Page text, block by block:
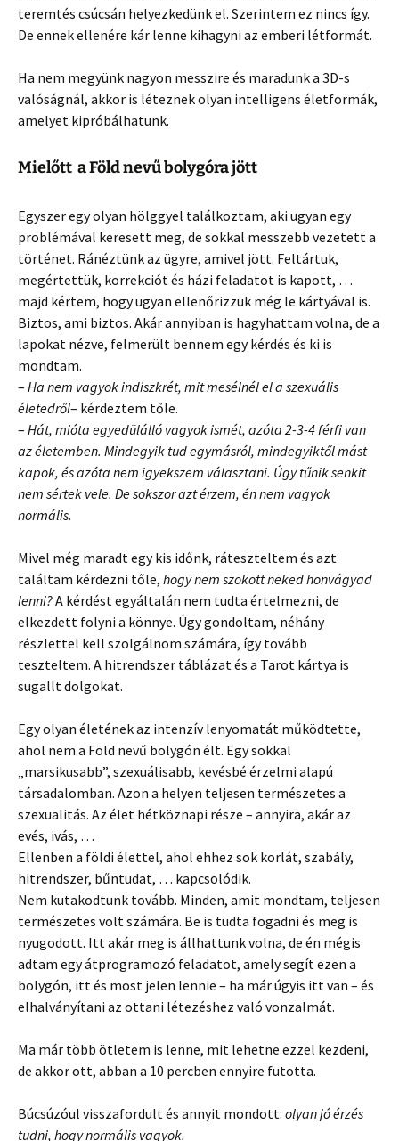
teremtés csúcsán helyezkedünk el. Szerintem ez nincs így.
De ennek ellenére kár lenne kihagyni az emberi létformát.
Ha nem megyünk nagyon messzire és maradunk a 3D-s
valóságnál, akkor is léteznek olyan intelligens életformák,
amelyet kipróbálhatunk.
Mielőtt a Föld nevű bolygóra jött
Egyszer egy olyan hölggyel találkoztam, aki ugyan egy
problémával keresett meg, de sokkal messzebb vezetett a
történet. Ránéztünk az ügyre, amivel jött. Feltártuk,
megértettük, korrekciót és házi feladatot is kapott, …
majd kértem, hogy ugyan ellenőrizzük még le kártyával is.
Biztos, ami biztos. Akár annyiban is hagyhattam volna, de a
lapokat nézve, felmerült bennem egy kérdés és ki is
mondtam.
– Ha nem vagyok indiszkrét, mit mesélnél el a szexuális
életedről– kérdeztem tőle.
– Hát, mióta egyedülálló vagyok ismét, azóta 2-3-4 férfi van
az életemben. Mindegyik tud egymásról, mindegyiktől mást
kapok, és azóta nem igyekszem választani. Úgy tűnik senkit
nem sértek vele. De sokszor azt érzem, én nem vagyok
normális.
Mivel még maradt egy kis időnk, ráteszteltem és azt
találtam kérdezni tőle, hogy nem szokott neked honvágyad
lenni?A kérdést egyáltalán nem tudta értelmezni, de
elkezdett folyni a könnye. Úgy gondoltam, néhány
részlettel kell szolgálnom számára, így tovább
teszteltem. A hitrendszer táblázat és a Tarot kártya is
sugallt dolgokat.
Egy olyan életének az intenzív lenyomatát működtette,
ahol nem a Föld nevű bolygón élt. Egy sokkal
„marsikusabb”, szexuálisabb, kevésbé érzelmi alapú
társadalomban. Azon a helyen teljesen természetes a
szexualitás. Az élet hétköznapi része – annyira, akár az
evés, ivás, …
Ellenben a földi élettel, ahol ehhez sok korlát, szabály,
hitrendszer, bűntudat, … kapcsolódik.
Nem kutakodtunk tovább. Minden, amit mondtam, teljesen
természetes volt számára. Be is tudta fogadni és meg is
nyugodott. Itt akár meg is állhattunk volna, de én mégis
adtam egy átprogramozó feladatot, amely segít ezen a
bolygón, itt és most jelen lennie – ha már úgyis itt van – és
elhalványítani az ottani létezéshez való vonzalmát.
Ma már több ötletem is lenne, mit lehetne ezzel kezdeni,
de akkor ott, abban a 10 percben ennyire futotta.
Búcsúzóul visszafordult és annyit mondott: olyan jó érzés
tudni, hogy normális vagyok.